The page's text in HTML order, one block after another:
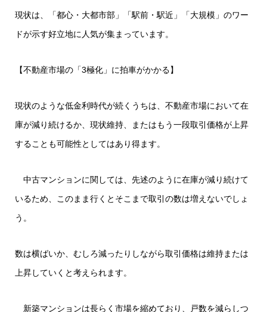
現状は、「都心・大都市部」「駅前・駅近」「大規模」のワー
ドが示す好立地に人気が集まっています。
【不動産市場の「3極化」に拍車がかかる】
現状のような低金利時代が続くうちは、不動産市場において在
庫が減り続けるか、現状維持、またはもう一段取引価格が上昇
することも可能性としてはあり得ます。
中古マンションに関しては、先述のように在庫が減り続けて
いるため、このまま行くとそこまで取引の数は増えないでしょ
う。
数は横ばいか、むしろ減ったりしながら取引価格は維持または
上昇していくと考えられます。
新築マンションは長らく市場を縮めており、戸数を減らしつ